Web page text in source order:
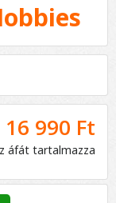
16 990 Ft
áfát tartalmazza